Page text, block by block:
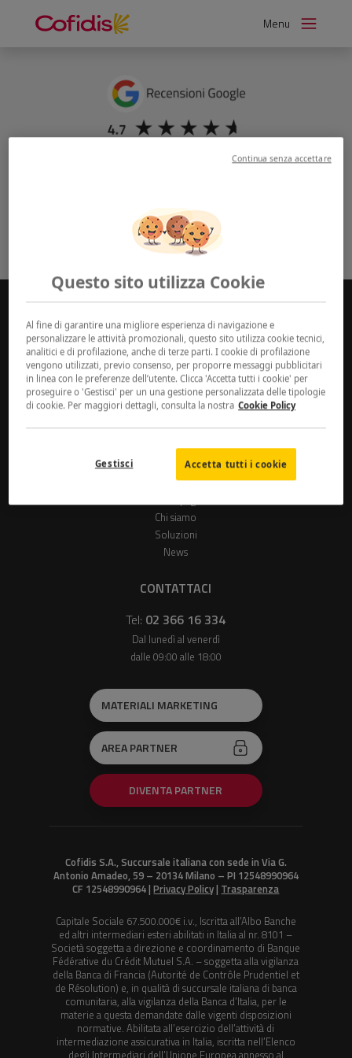
Menu
Più di25.000partner |30 annidi esperienza
Seguici su
MENU
Chi siamo
Soluzioni
News
CONTATTACI
Tel: 02 366 16 334
Dal lunedì al venerdì
dalle 09:00 alle 18:00
MATERIALI MARKETING
AREA PARTNER
DIVENTA PARTNER
Cofidis S.A., Succursale italiana con sede in Via G.
Antonio Amadeo, 59 – 20134 Milano – PI 12548990964
CF 12548990964 |Privacy Policy| Trasparenza
Capitale Sociale 67.500.000€ i.v., Iscritta all’Albo Banche
ed altri intermediari esteri abilitati in Italia al nr. 8101 –
Società soggetta a direzione e coordinamento di Banque
Fédérative du Crédit Mutuel S.A. – soggetta alla vigilanza
della Banca di Francia (Autorité de Contrôle Prudentiel et
de Résolution) e, in qualità di succursale italiana di banca
comunitaria, alla vigilanza della Banca d’Italia, per le
materie a questa demandate dalle vigenti disposizioni
normative. Abilitata all’esercizio dell’attività di
intermediazione assicurativa in Italia, iscritta nell’Elenco
Questo sito utilizza Cookie
Al fine di garantire una migliore esperienza di navigazione e
personalizzare le attività promozionali, questo sito utilizza cookie tecnici,
analitici e di profilazione, anche di terze parti. I cookie di profilazione
vengono utilizzati, previo consenso, per proporre messaggi pubblicitari
in linea con le preferenze dell’utente. Clicca 'Accetta tutti i cookie' per
proseguire o 'Gestisci' per un una gestione personalizzata delle tipologie
di cookie. Per maggiori dettagli, consulta la nostra Cookie Policy
Accetta tutti i cookie
Gestisci
Continua senza accettare